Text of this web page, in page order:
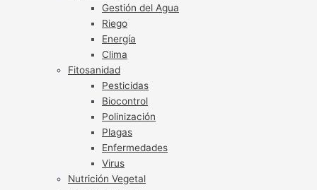
Gestión del Agua
Riego
Energía
Clima
Fitosanidad
Pesticidas
Biocontrol
Polinización
Plagas
Enfermedades
Virus
Nutrición Vegetal